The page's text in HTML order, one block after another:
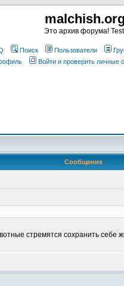
malchish.org
Это архив форума!
Поиск Пользователи
Войти и проверить личные
Сообщение
стремятся сохранить себе